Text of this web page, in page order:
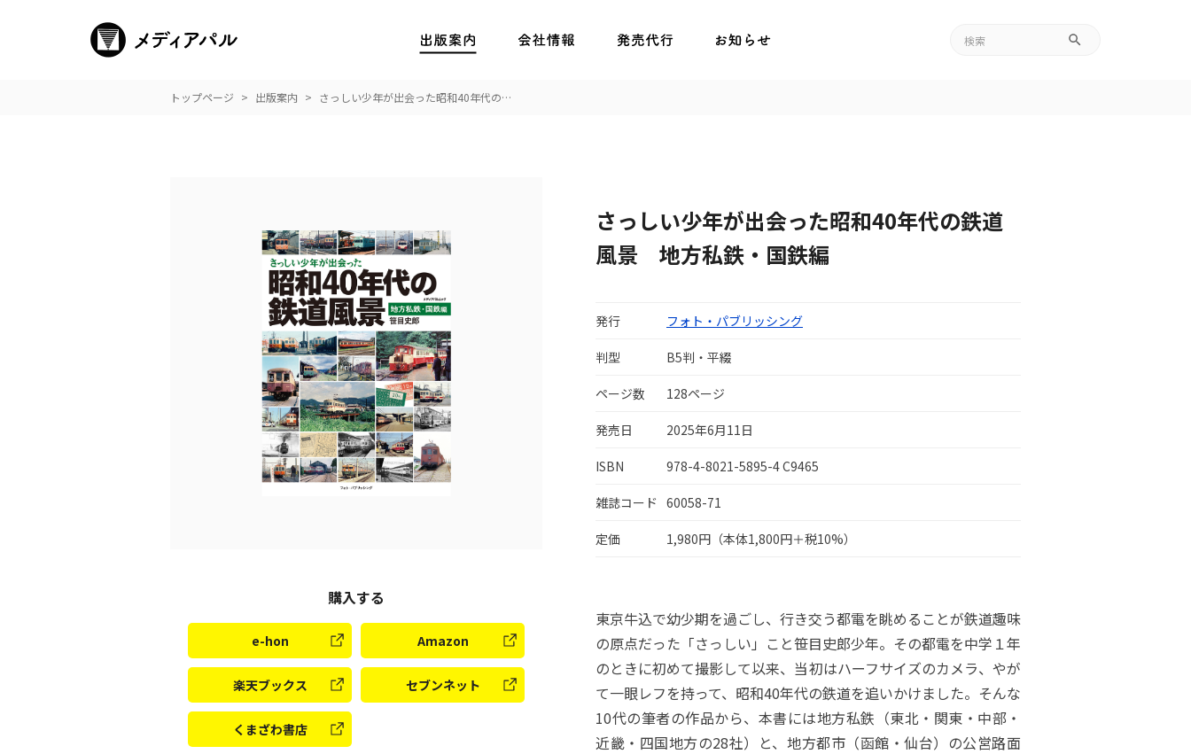
トップページ 出版案内 さっしい少年が出会った昭和40年代の…
さっしい少年が出会った昭和40年代の鉄道
風景 地方私鉄・国鉄編
発行 フォト・パブリッシング
判型 B5判・平綴
ページ数 128ページ
発売日 2025年6月11日
ISBN 978-4-8021-5895-4 C9465
雑誌コード 60058-71
定価 1,980円（本体1,800円＋税10%）
東京牛込で幼少期を過ごし、行き交う都電を眺めることが鉄道趣味
の原点だった「さっしい」こと笹目史郎少年。その都電を中学１年
のときに初めて撮影して以来、当初はハーフサイズのカメラ、やが
て一眼レフを持って、昭和40年代の鉄道を追いかけました。そんな
10代の筆者の作品から、本書には地方私鉄（東北・関東・中部・
近畿・四国地方の28社）と、地方都市（函館・仙台）の公営路面
購入する
e-hon Amazon
楽天ブックス セブンネット
くまざわ書店